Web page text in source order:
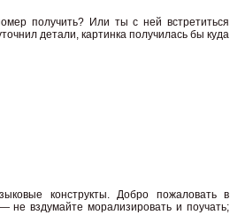
получить? Или ты с ней встретиться
детали, картинка получилась бы куда
конструкты. Добро пожаловать в
не вздумайте морализировать и поучать;